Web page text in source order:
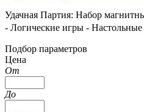
Удачная Партия: Набор
- Логические игры -
Подбор параметров
Цена
От
До